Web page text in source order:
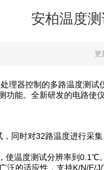
安柏温度
更
理器控制的多路温度测试
功能。全新研发的电路使
时对32路温度进行采集
温度测试分辨率到0.1℃。
的适应性，支持K/N/E/